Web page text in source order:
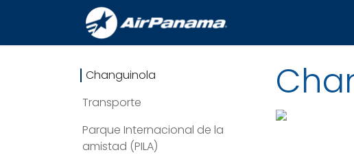
Changuinola
Transporte
Parque Internacional de la
amistad (PILA)